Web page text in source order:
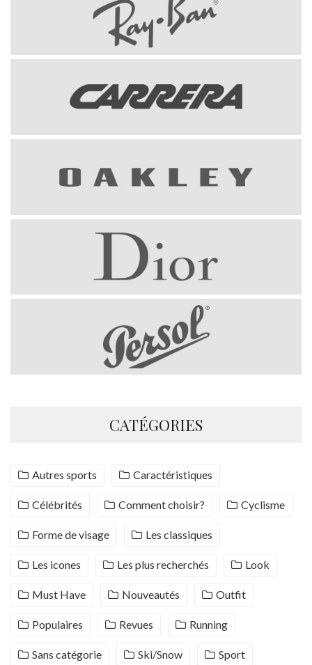
CATÉGORIES
Autres sports Caractéristiques
Célébrités Comment choisir? Cyclisme
Forme de visage Les classiques
Les icones Les plus recherchés Look
Must Have Nouveautés Outfit
Populaires Revues Running
Sans catégorie Ski/Snow Sport